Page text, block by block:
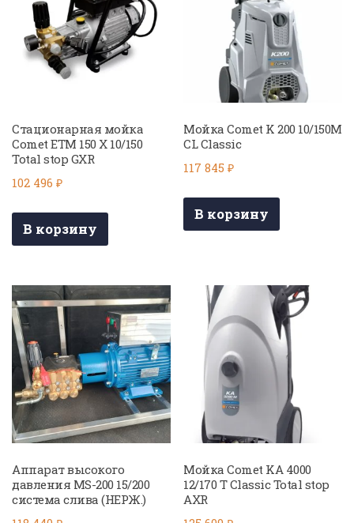
Стационарная мойка
Comet ETM 150 X 10/150
Total stop GXR
102 496 ₽
В корзину
Мойка Comet K 200 10/150M
CL Classic
117 845₽
В корзину
Аппарат высокого
давления MS-200 15/200
система слива (НЕРЖ.)
Мойка Comet KA 4000
12/170 T Classic Total stop
AXR